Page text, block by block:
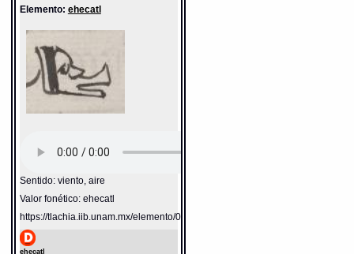
Elemento: ehecatl
Sentido: viento, aire
Valor fonético: ehecatl
https://tlachia.iib.unam.mx/elemento/04.02.05
ehecatl